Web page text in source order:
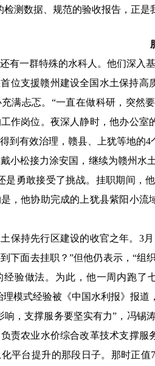
检测数据、规范的验收报告，正是
还有一群特殊的水科人。他们深入
位支援赣州建设全国水土保持高
满忐忑。 “一直在做科研，突然
作岗位。夜深人静时，他办公室
到有效治理，赣县、上犹等地的4
戴小松接力涂安国，继续为赣州水
是勇敢接受了挑战。挂职期间，
，他协助完成的上犹县紫阳小
保持先行区建设的收官之年。 3月
下面去挂职？”但他仍表示，“组
验做法。 为此 ，他一周内跑了
理模式经验被《中国水利报》报道
响，支撑服务要坚实有力” ，冯锡
责农业水价综合改革技术支撑
平台提升的那段日子。 那时正值